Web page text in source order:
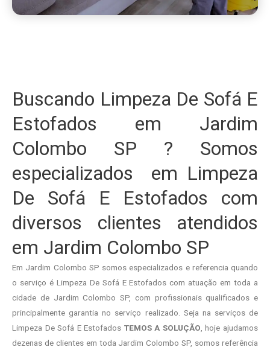
Buscando Limpeza De Sofá E
Estofados em Jardim
Colombo SP ? Somos
especializados em Limpeza
De Sofá E Estofados com
diversos clientes atendidos
em Jardim Colombo SP
Em Jardim Colombo SP somos especializados e referencia quando
o serviço é Limpeza De Sofá E Estofados com atuação em toda a
cidade de Jardim Colombo SP, com profissionais qualificados e
principalmente garantia no serviço realizado. Seja na serviços de
Limpeza De Sofá E Estofados TEMOS A SOLUÇÃO , hoje ajudamos
dezenas de clientes em toda Jardim Colombo SP, somos referência